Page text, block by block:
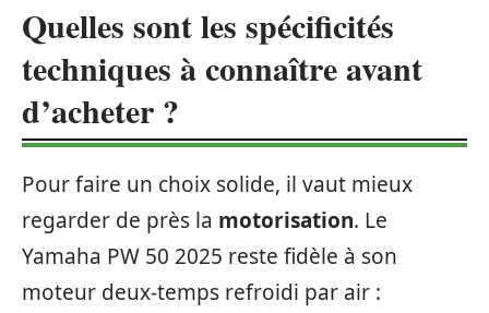
Quelles sont les spécificités
techniques à connaître avant
d’acheter ?
Pour faire un choix solide, il vaut mieux
regarder de près la motorisation. Le
Yamaha PW 50 2025 reste fidèle à son
moteur deux-temps refroidi par air :